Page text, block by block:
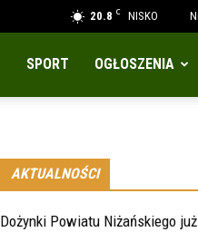
20.8 C NISKO
SPORT OGŁOSZENIA
AKTUALNOŚCI
Dożynki Powiatu Niżańskiego